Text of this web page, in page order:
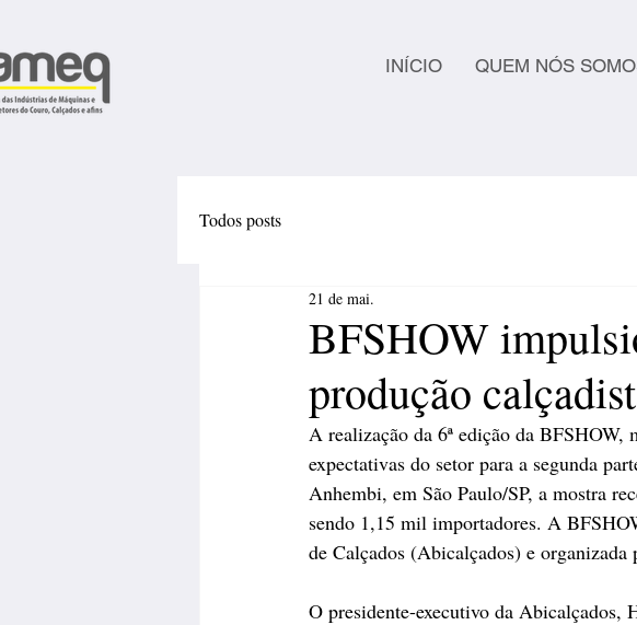
INÍCIO QUEM NÓS
Todos posts
BFSHOW
produção
21 de mai.
A realização da 6ª edição da
expectativas do setor para a segunda
Anhembi, em São Paulo/SP, a mostra
sendo 1,15 mil importadores. A
de Calçados (Abicalçados) e
O presidente-executivo da Abicalçados,